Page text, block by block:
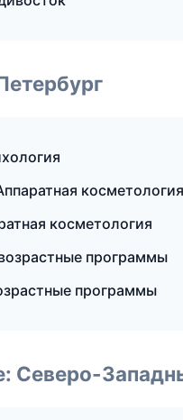
косметология
косметология
программы
программы
Северо-